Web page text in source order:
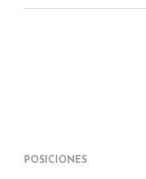
POSICIONES